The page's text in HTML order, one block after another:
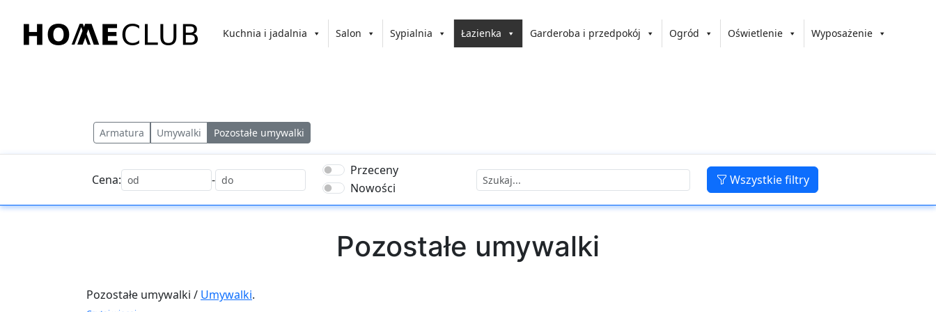
treści
Kuchnia i jadalnia Salon Sypialnia Łazienka Garderoba i przedpokój Ogród Oświetlenie Wyposażenie
Armatura Umywalki Pozostałe umywalki
Cena: -
Przeceny
Nowości
Wszystkie filtry
Pozostałe umywalki
Pozostałe umywalki / Umywalki.